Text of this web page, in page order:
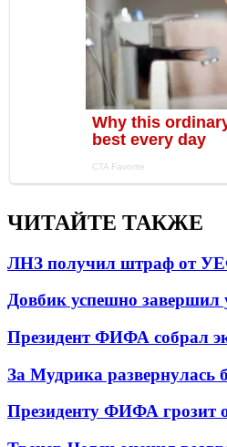
ЧИТАЙТЕ ТАКЖЕ
ЛНЗ получил штраф от
Довбик успешно завершил
Президент ФИФА собрал
За Мудрика
Президенту ФИФА грозит